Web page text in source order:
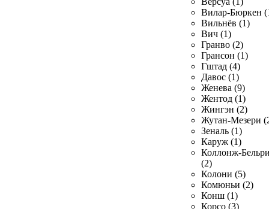
Вилар-Бюркен
Вильнёв (1)
Вич (1)
Гранво (2)
Грансон (1)
Гштад (4)
Давос (1)
Женева (9)
Жентод (1)
Жингэн (2)
Жутан-Мезери
Зеналь (1)
Каруж (1)
Коллонж-
(2)
Колони (5)
Комюньи (2)
Конш (1)
Корсо (3)